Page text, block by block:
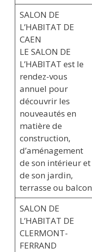
SALON DE
L’HABITAT DE
CAEN
LE SALON DE
L’HABITAT est le
rendez-vous
annuel pour
découvrir les
nouveautés en
matière de
construction,
d’aménagement
de son intérieur et
de son jardin,
terrasse ou balcon
SALON DE
L’HABITAT DE
CLERMONT-
FERRAND